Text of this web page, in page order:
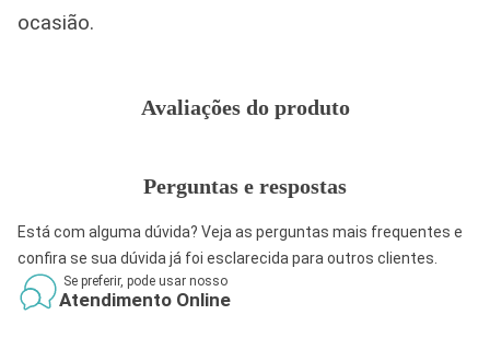
ocasião.
Avaliações do produto
Perguntas e respostas
Está com alguma dúvida? Veja as perguntas mais frequentes e
confira se sua dúvida já foi esclarecida para outros clientes.
Se preferir, pode usar nosso
Atendimento Online